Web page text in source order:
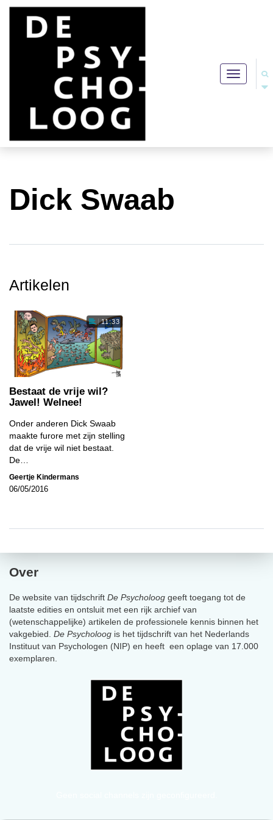
Toggle
navigation
Dick Swaab
Artikelen
11:33
Bestaat de vrije wil?
Jawel! Welnee!
Onder anderen Dick Swaab
maakte furore met zijn stelling
dat de vrije wil niet bestaat.
De…
Geertje Kindermans
06/05/2016
Over
De website van tijdschrift De Psycholoog geeft toegang tot de
laatste edities en ontsluit met een rijk archief van
(wetenschappelijke) artikelen de professionele kennis binnen het
vakgebied. De Psycholoog is het tijdschrift van het Nederlands
Instituut van Psychologen (NIP) en heeft een oplage van 17.000
exemplaren.